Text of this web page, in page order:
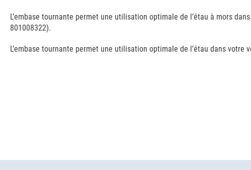
L’embase tournante permet une utilisation optimale de l’étau à mors
801008322).
L’embase tournante permet une utilisation optimale de l’étau dans